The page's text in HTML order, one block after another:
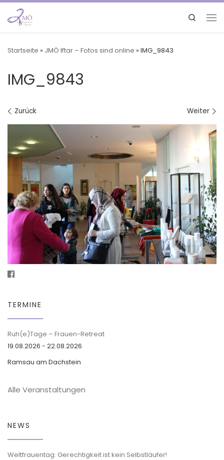
Search
Startseite » JMÖ Iftar – Fotos sind online »IMG_9843
IMG_9843
Bilder Navigation
Zurück Weiter
TERMINE
Ruh(e)Tage – Frauen-Retreat
19.08.2026 - 22.08.2026
Ramsau am Dachstein
Alle Veranstaltungen
NEWS
Weltfrauentag: Gerechtigkeit ist kein Selbstläufer!